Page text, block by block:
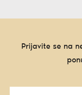
Prijavite se na